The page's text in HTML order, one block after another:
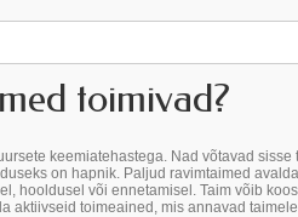
toimivad?
keemiatehastega. Nad võtavad
on hapnik. Paljud ravimtaimed
hooldusel või ennetamisel. Taim võib
aktiivseid toimeained, mis annavad